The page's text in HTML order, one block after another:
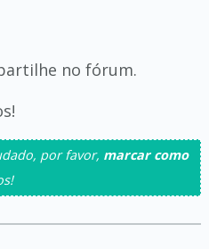
no fórum.
por favor, marcar como